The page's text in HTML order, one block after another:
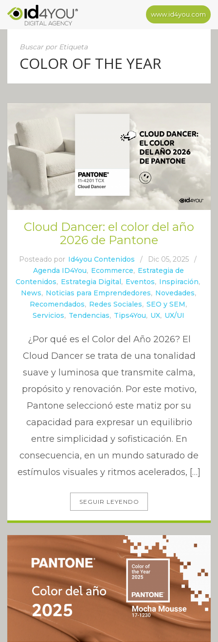
www.id4you.com
Buscar por Etiqueta
COLOR OF THE YEAR
Cloud Dancer: el color del año
2026 de Pantone
Posteado por Id4you Contenidos / Dic 05, 2025
/
Agenda ID4You, Ecommerce, Estrategia de
Contenidos, Estrategia Digital , Eventos, Inspiración,
News, Noticias para Emprendedores, Novedades,
Recomendados, Redes Sociales, SEO y SEM,
Servicios, Tendencias, Tips4You, UX, UX/UI
¿Por qué es el Color del Año 2026? El
Cloud Dancer se trata de una tonalidad
suave y luminosa que transmite calma,
propósito y renovación. Por este motivo,
Pantone seleccionó este matiz por su
capacidad para expresar un equilibrio
entre simplicidad y sofisticación. En
consecuencia, en un mundo saturado de
estímulos visuales y ritmos acelerados, […]
SEGUIR LEYENDO